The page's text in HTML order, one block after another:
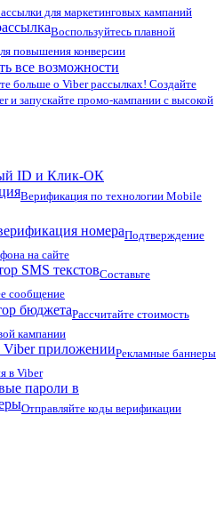
для маркетинговых кампаний
Воспользуйтесь плавной
повышения конверсии
все возможности
больше о Viber рассылках! Создайте
и запускайте промо-кампании с высокой
ID и Клик-ОК
Верификация по технологии Mobile
номераПодтверждение
на сайте
SMS текстовСоставьте
сообщение
бюджетаРассчитайте стоимость
кампании
Viber приложенииРекламные баннеры
в Viber
пароли в
Отправляйте коды верификации